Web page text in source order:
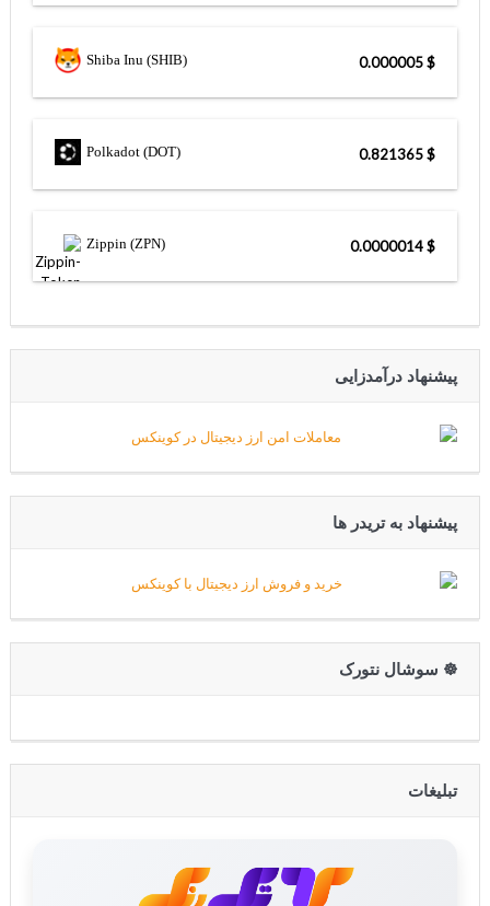
Shiba Inu (SHIB) $ 0.000005
Polkadot (DOT) $ 0.821365
Zippin (ZPN) $ 0.0000014
پیشنهاد درآمدزایی
پیشنهاد به تریدر ها
☸️ سوشال نتورک
تبلیغات